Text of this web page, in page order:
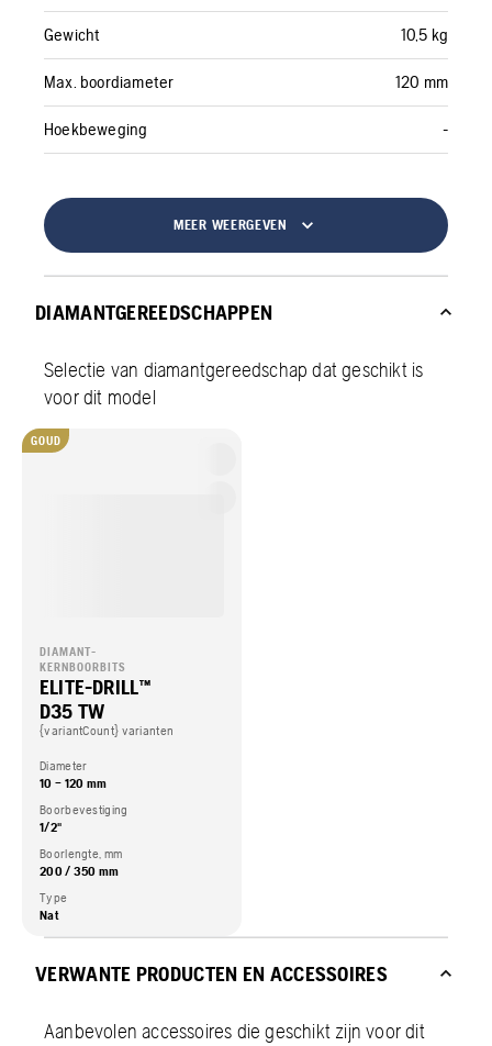
Gewicht 10,5 kg
Max. boordiameter 120 mm
Hoekbeweging -
MEER WEERGEVEN
DIAMANTGEREEDSCHAPPEN
Selectie van diamantgereedschap dat geschikt is
voor dit model
GOUD
DIAMANT-
KERNBOORBITS
ELITE-DRILL™
D35 TW
{variantCount} varianten
Diameter
10 – 120 mm
Boorbevestiging
1/2"
Boorlengte, mm
200 / 350 mm
Type
Nat
VERWANTE PRODUCTEN EN ACCESSOIRES
Aanbevolen accessoires die geschikt zijn voor dit